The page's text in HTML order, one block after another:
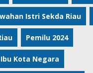
Istri Sekda Riau
Pemilu 2024
Kota Negara